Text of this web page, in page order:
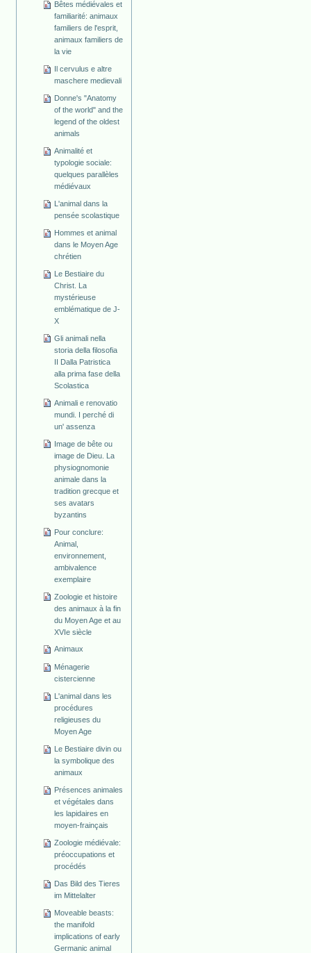
Bêtes médiévales et
familiarité: animaux
familiers de l'esprit,
animaux familiers de
la vie
Il cervulus e altre
maschere medievali
Donne's "Anatomy
of the world" and the
legend of the oldest
animals
Animalité et
typologie sociale:
quelques parallèles
médiévaux
L'animal dans la
pensée scolastique
Hommes et animal
dans le Moyen Age
chrétien
Le Bestiaire du
Christ. La
mystérieuse
emblématique de J-
X
Gli animali nella
storia della filosofia
II Dalla Patristica
alla prima fase della
Scolastica
Animali e renovatio
mundi. I perché di
un' assenza
Image de bête ou
image de Dieu. La
physiognomonie
animale dans la
tradition grecque et
ses avatars
byzantins
Pour conclure:
Animal,
environnement,
ambivalence
exemplaire
Zoologie et histoire
des animaux à la fin
du Moyen Age et au
XVIe siècle
Animaux
Ménagerie
cistercienne
L'animal dans les
procédures
religieuses du
Moyen Age
Le Bestiaire divin ou
la symbolique des
animaux
Présences animales
et végétales dans
les lapidaires en
moyen-frainçais
Zoologie médiévale:
préoccupations et
procédés
Das Bild des Tieres
im Mittelalter
Moveable beasts:
the manifold
implications of early
Germanic animal